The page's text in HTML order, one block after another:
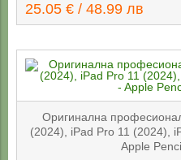
25.05 € / 48.99 лв
Оригинална
(2024), iPad Pro 11 (2024),
Apple